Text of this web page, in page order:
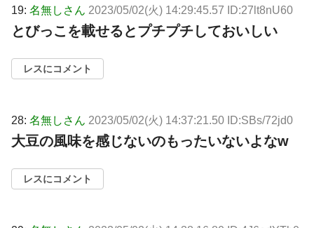
19: 名無しさん 2023/05/02(火) 14:29:45.57 ID:27lt8nU60
とびっこを載せるとプチプチしておいしい
レスにコメント
28: 名無しさん 2023/05/02(火) 14:37:21.50 ID:SBs/72jd0
大豆の風味を感じないのもったいないよなw
レスにコメント